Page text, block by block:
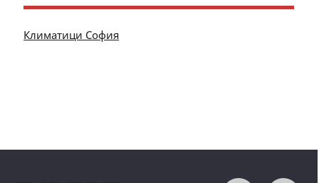
Климатици София